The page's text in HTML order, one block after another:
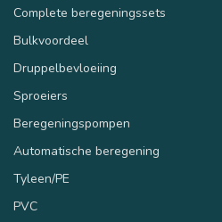
Complete beregeningssets
Bulkvoordeel
Druppelbevloeiing
Sproeiers
Beregeningspompen
Automatische beregening
Tyleen/PE
PVC